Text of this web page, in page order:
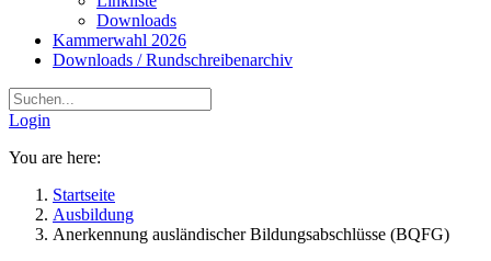
Downloads
Kammerwahl 2026
Downloads / Rundschreibenarchiv
Login
You are here:
Startseite
Ausbildung
Anerkennung ausländischer Bildungsabschlüsse (BQFG)